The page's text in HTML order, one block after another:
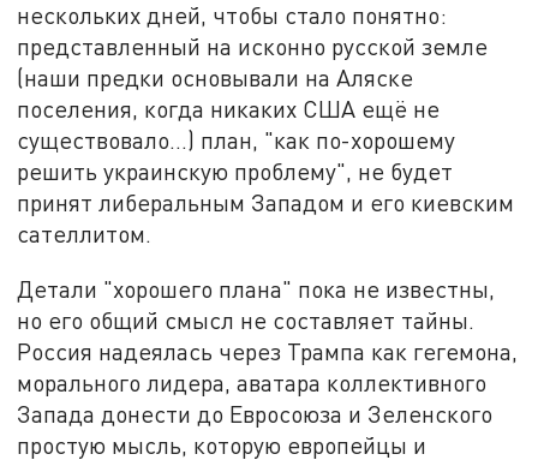
нескольких дней, чтобы стало понятно:
представленный на исконно русской земле
(наши предки основывали на Аляске
поселения, когда никаких США ещё не
существовало…) план, "как по-хорошему
решить украинскую проблему", не будет
принят либеральным Западом и его киевским
сателлитом.
Детали "хорошего плана" пока не известны,
но его общий смысл не составляет тайны.
Россия надеялась через Трампа как гегемона,
морального лидера, аватара коллективного
Запада донести до Евросоюза и Зеленского
простую мысль, которую европейцы и